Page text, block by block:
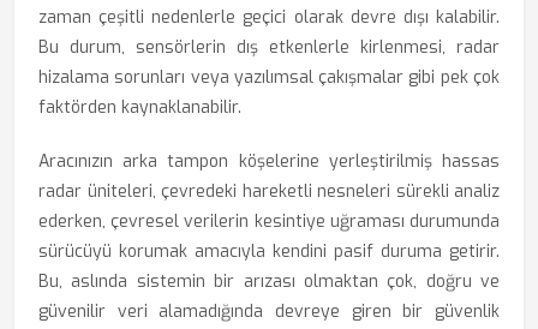
zaman çeşitli nedenlerle geçici olarak devre dışı kalabilir.
Bu durum, sensörlerin dış etkenlerle kirlenmesi, radar
hizalama sorunları veya yazılımsal çakışmalar gibi pek çok
faktörden kaynaklanabilir.
Aracınızın arka tampon köşelerine yerleştirilmiş hassas
radar üniteleri, çevredeki hareketli nesneleri sürekli analiz
ederken, çevresel verilerin kesintiye uğraması durumunda
sürücüyü korumak amacıyla kendini pasif duruma getirir.
Bu, aslında sistemin bir arızası olmaktan çok, doğru ve
güvenilir veri alamadığında devreye giren bir güvenlik